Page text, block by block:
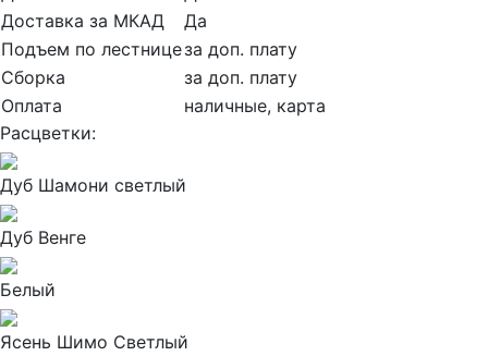
Доставка за МКАД
Да
Подъем по лестницеза доп. плату
Сборка
за доп. плату
Оплата
наличные, карта
Расцветки:
Дуб Шамони светлый
Дуб Венге
Белый
Ясень Шимо Светлый